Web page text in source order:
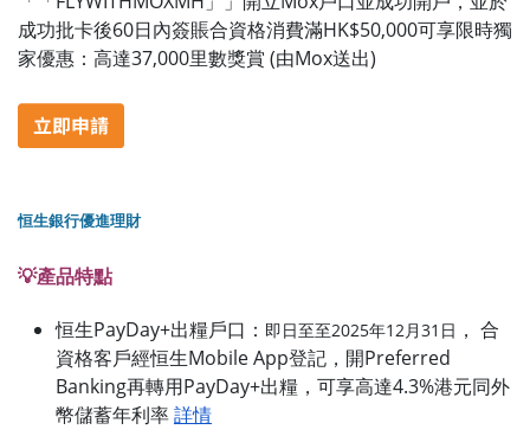
成功批卡後60日內簽賬合資格消費滿HK$50,000可享限時獨
家優惠：高達37,000里數獎賞 (由Mox送出)
恒生銀行優進理財
💡產品特點
恒生PayDay+出糧戶口： 即日至至2025年12月31日 ， 合
資格客戶經恒生Mobile App登記，開Preferred
Banking再轉用PayDay+出糧，可享高達4.3%港元同外
幣儲蓄年利率詳情